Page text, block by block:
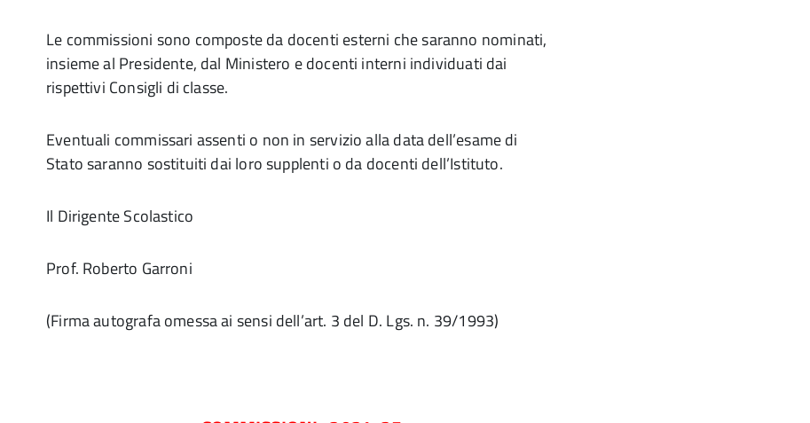
Le commissioni sono composte da docenti esterni che saranno nominati,
insieme al Presidente, dal Ministero e docenti interni individuati dai
rispettivi Consigli di classe.
Eventuali commissari assenti o non in servizio alla data dell’esame di
Stato saranno sostituiti dai loro supplenti o da docenti dell’Istituto.
Il Dirigente Scolastico
Prof. Roberto Garroni
(Firma autografa omessa ai sensi dell’art. 3 del D. Lgs. n. 39/1993)